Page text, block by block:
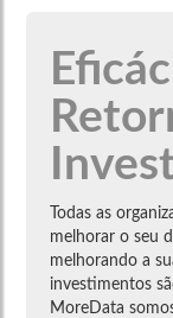
Todas as
melhorar o seu
melhorando a
investimentos
MoreData